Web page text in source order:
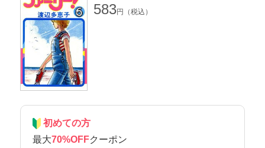
583円（税込）
初めての方
最大70%OFFクーポン